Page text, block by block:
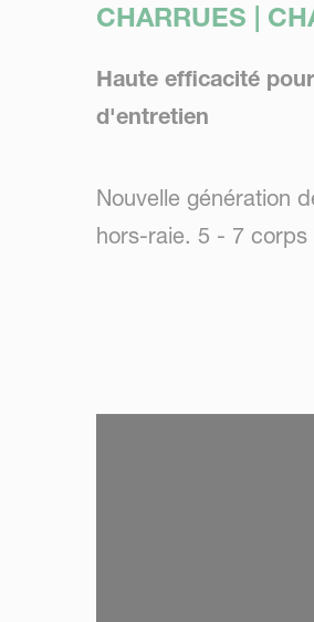
CHARRUES |
Haute efficacité
d'entretien
Nouvelle génération
hors-raie. 5 - 7 corps